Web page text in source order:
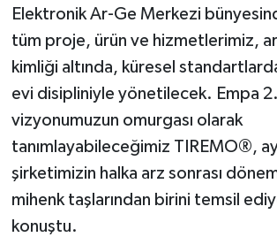
Elektronik Ar-Ge Merkezi
tüm proje, ürün ve hizmetlerimiz,
kimliği altında, küresel
evi disipliniyle yönetilecek. Empa
vizyonumuzun omurgası olarak
tanımlayabileceğimiz TIREMO®,
şirketimizin halka arz sonrası
mihenk taşlarından birini temsil
konuştu.